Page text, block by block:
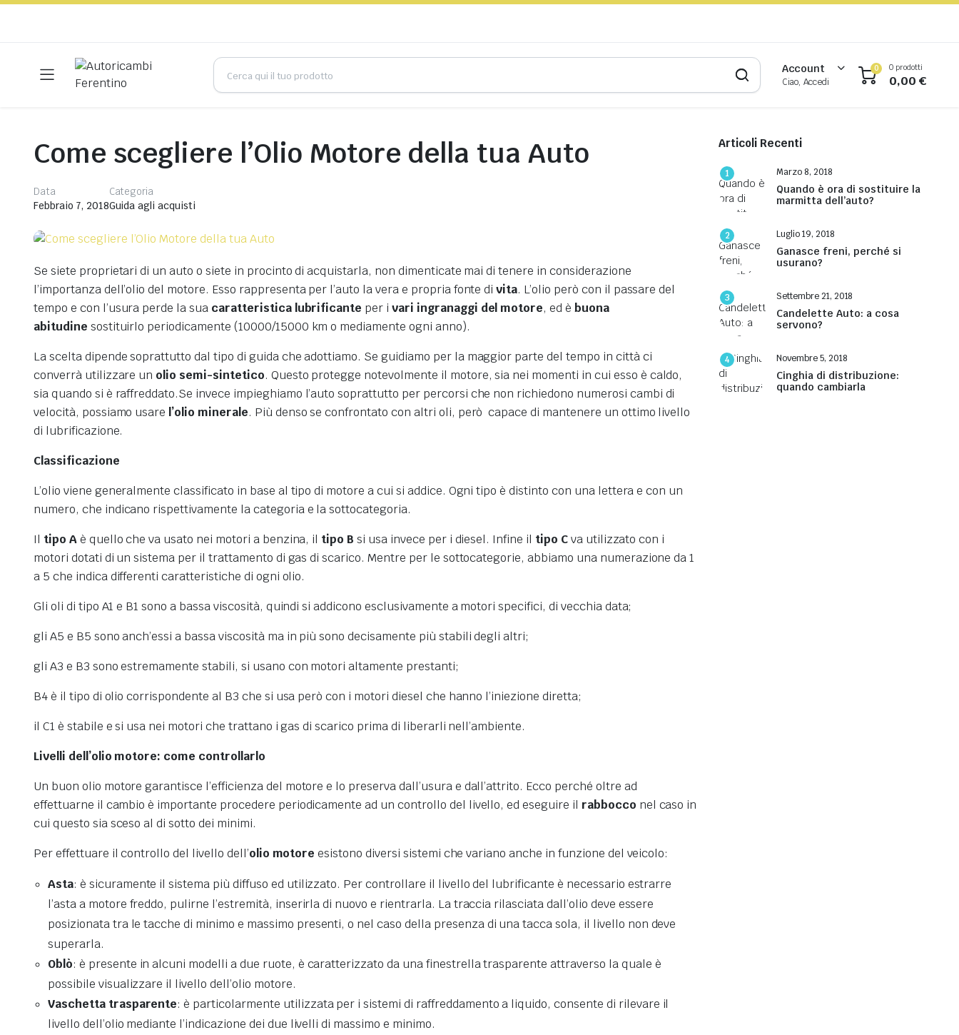
Account
Ciao, Accedi
0 0 prodotti
0,00€
Come scegliere l’Olio Motore della tua Auto
Data
Febbraio 7, 2018
Categoria
Guida agli acquisti
Se siete proprietari di un auto o siete in procinto di acquistarla, non dimenticate mai di tenere in considerazione
l’importanza dell’olio del motore. Esso rappresenta per l’auto la vera e propria fonte divita. L’olio però con il passare del
tempo e con l’usura perde la sua caratteristica lubrificante per ivari ingranaggi del motore, ed èbuona
abitudine sostituirlo periodicamente (10000/15000 km o mediamente ogni anno).
La scelta dipende soprattutto dal tipo di guida che adottiamo. Se guidiamo per la maggior parte del tempo in città ci
converrà utilizzare un olio semi-sintetico. Questo protegge notevolmente il motore, sia nei momenti in cui esso è caldo,
sia quando si è raffreddato.Se invece impieghiamo l’auto soprattutto per percorsi che non richiedono numerosi cambi di
velocità, possiamo usare l’olio minerale. Più denso se confrontato con altri oli, però capace di mantenere un ottimo livello
di lubrificazione.
Classificazione
L’olio viene generalmente classificato in base al tipo di motore a cui si addice. Ogni tipo è distinto con una lettera e con un
numero, che indicano rispettivamente la categoria e la sottocategoria.
Il tipo Aè quello che va usato nei motori a benzina, il tipo B si usa invece per i diesel. Infine il tipo Cva utilizzato con i
motori dotati di un sistema per il trattamento di gas di scarico. Mentre per le sottocategorie, abbiamo una numerazione da 1
a 5 che indica differenti caratteristiche di ogni olio.
Gli oli di tipo A1 e B1 sono a bassa viscosità, quindi si addicono esclusivamente a motori specifici, di vecchia data;
gli A5 e B5 sono anch’essi a bassa viscosità ma in più sono decisamente più stabili degli altri;
gli A3 e B3 sono estremamente stabili, si usano con motori altamente prestanti;
B4 è il tipo di olio corrispondente al B3 che si usa però con i motori diesel che hanno l’iniezione diretta;
il C1 è stabile e si usa nei motori che trattano i gas di scarico prima di liberarli nell’ambiente.
Livelli dell’olio motore: come controllarlo
Un buon olio motore garantisce l’efficienza del motore e lo preserva dall’usura e dall’attrito. Ecco perché oltre ad
effettuarne il cambio è importante procedere periodicamente ad un controllo del livello, ed eseguire il rabbocco nel caso in
cui questo sia sceso al di sotto dei minimi.
Per effettuare il controllo del livello dell’olio motore esistono diversi sistemi che variano anche in funzione del veicolo:
Asta: è sicuramente il sistema più diffuso ed utilizzato. Per controllare il livello del lubrificante è necessario estrarre
l’asta a motore freddo, pulirne l’estremità, inserirla di nuovo e rientrarla. La traccia rilasciata dall’olio deve essere
posizionata tra le tacche di minimo e massimo presenti, o nel caso della presenza di una tacca sola, il livello non deve
superarla.
Oblò: è presente in alcuni modelli a due ruote, è caratterizzato da una finestrella trasparente attraverso la quale è
possibile visualizzare il livello dell’olio motore.
Vaschetta trasparente: è particolarmente utilizzata per i sistemi di raffreddamento a liquido, consente di rilevare il
livello dell’olio mediante l’indicazione dei due livelli di massimo e minimo.
Articoli Recenti
1 Marzo 8, 2018
Quando è ora di sostituire la
marmitta dell’auto?
2 Luglio 19, 2018
Ganasce freni, perché si
usurano?
3 Settembre 21, 2018
Candelette Auto: a cosa
servono?
4 Novembre 5, 2018
Cinghia di distribuzione:
quando cambiarla